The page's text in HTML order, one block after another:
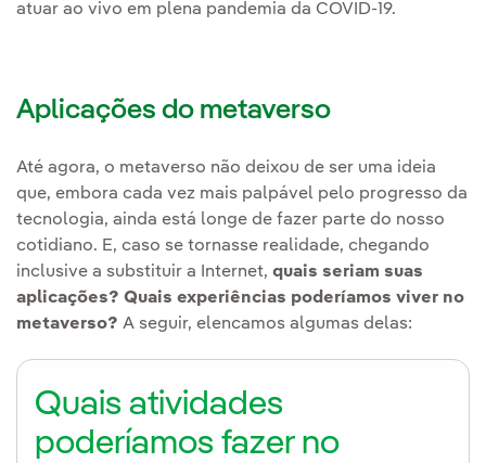
atuar ao vivo em plena pandemia da COVID-19.
Aplicações do metaverso
Até agora, o metaverso não deixou de ser uma ideia
que, embora cada vez mais palpável pelo progresso da
tecnologia, ainda está longe de fazer parte do nosso
cotidiano. E, caso se tornasse realidade, chegando
inclusive a substituir a Internet, quais seriam suas
aplicações? Quais experiências poderíamos viver no
metaverso? A seguir, elencamos algumas delas:
Quais atividades
poderíamos fazer no